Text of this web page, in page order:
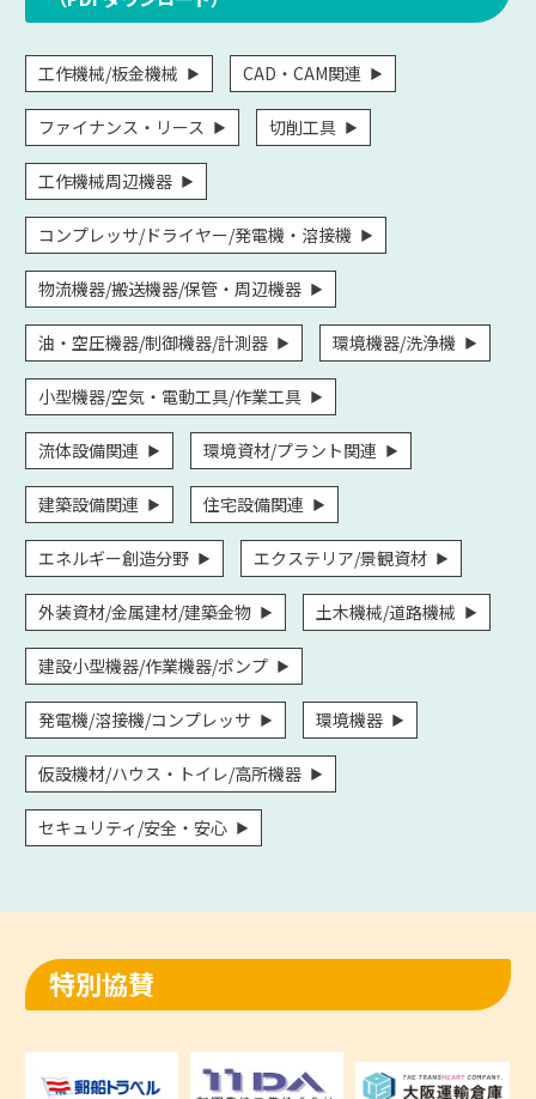
工作機械/板金機械 CAD・CAM関連
ファイナンス・リース 切削工具
工作機械周辺機器
コンプレッサ/ドライヤー/発電機・溶接機
物流機器/搬送機器/保管・周辺機器
油・空圧機器/制御機器/計測器 環境機器/洗浄機
小型機器/空気・電動工具/作業工具
流体設備関連 環境資材/プラント関連
建築設備関連 住宅設備関連
エネルギー創造分野 エクステリア/景観資材
外装資材/金属建材/建築金物 土木機械/道路機械
建設小型機器/作業機器/ポンプ
発電機/溶接機/コンプレッサ 環境機器
仮設機材/ハウス・トイレ/高所機器
セキュリティ/安全・安心
特別協賛​